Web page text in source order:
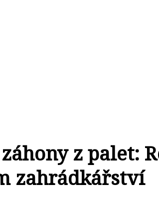
z palet:
zahrádkářství